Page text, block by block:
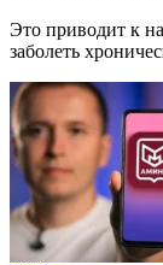
Это приводит к
заболеть